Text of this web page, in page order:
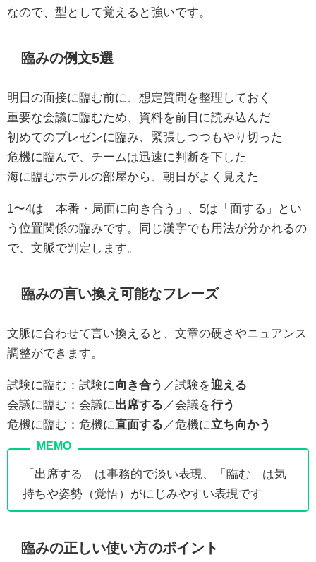
なので、型として覚えると強いです。
臨みの例文5選
明日の面接に臨む前に、想定質問を整理しておく
重要な会議に臨むため、資料を前日に読み込んだ
初めてのプレゼンに臨み、緊張しつつもやり切った
危機に臨んで、チームは迅速に判断を下した
海に臨むホテルの部屋から、朝日がよく見えた
1〜4は「本番・局面に向き合う」、5は「面する」とい
う位置関係の臨みです。同じ漢字でも用法が分かれるの
で、文脈で判定します。
臨みの言い換え可能なフレーズ
文脈に合わせて言い換えると、文章の硬さやニュアンス
調整ができます。
試験に臨む：試験に向き合う ／試験を迎える
会議に臨む：会議に出席する ／会議を行う
危機に臨む：危機に直面する ／危機に立ち向かう
「出席する」は事務的で淡い表現、「臨む」は気
持ちや姿勢（覚悟）がにじみやすい表現です
臨みの正しい使い方のポイント